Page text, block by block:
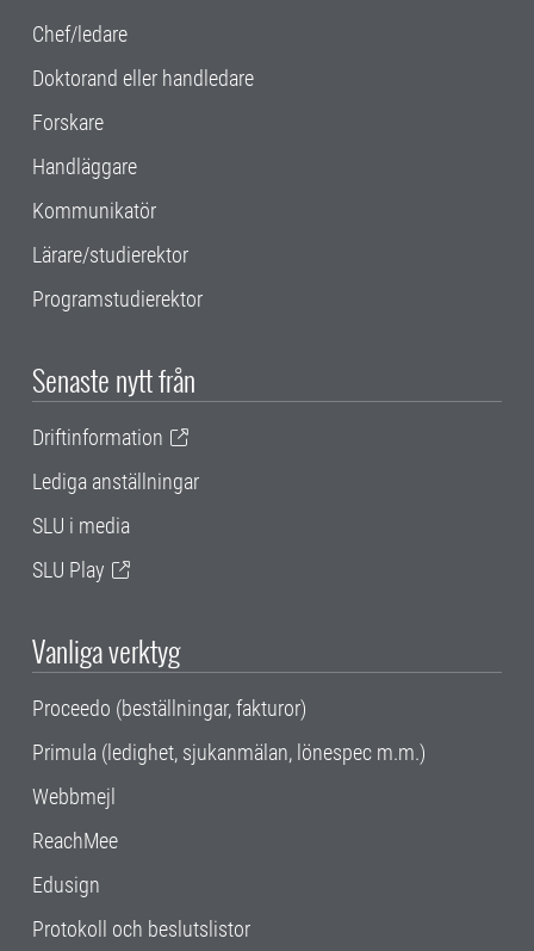
Chef/ledare
Doktorand eller handledare
Forskare
Handläggare
Kommunikatör
Lärare/studierektor
Programstudierektor
Senaste nytt från
Driftinformation
Lediga anställningar
SLU i media
SLU Play
Vanliga verktyg
Proceedo (beställningar, fakturor)
Primula (ledighet, sjukanmälan, lönespec m.m.)
Webbmejl
ReachMee
Edusign
Protokoll och beslutslistor